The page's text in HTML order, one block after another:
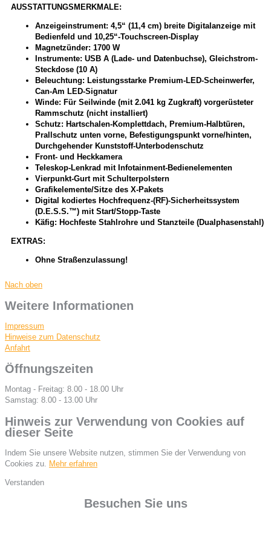
AUSSTATTUNGSMERKMALE:
Anzeigeinstrument: 4,5“ (11,4 cm) breite Digitalanzeige mit
Bedienfeld und 10,25“-Touchscreen-Display
Magnetzünder: 1700 W
Instrumente: USB A (Lade- und Datenbuchse), Gleichstrom-
Steckdose (10 A)
Beleuchtung: Leistungsstarke Premium-LED-Scheinwerfer,
Can-Am LED-Signatur
Winde: Für Seilwinde (mit 2.041 kg Zugkraft) vorgerüsteter
Rammschutz (nicht installiert)
Schutz: Hartschalen-Komplettdach, Premium-Halbtüren,
Prallschutz unten vorne, Befestigungspunkt vorne/hinten,
Durchgehender Kunststoff-Unterbodenschutz
Front- und Heckkamera
Teleskop-Lenkrad mit Infotainment-Bedienelementen
Vierpunkt-Gurt mit Schulterpolstern
Grafikelemente/Sitze des X-Pakets
Digital kodiertes Hochfrequenz-(RF)-Sicherheitssystem
(D.E.S.S.™) mit Start/Stopp-Taste
Käfig: Hochfeste Stahlrohre und Stanzteile (Dualphasenstahl)
EXTRAS:
Ohne Straßenzulassung!
Nach oben
Weitere Informationen
Impressum
Hinweise zum Datenschutz
Anfahrt
Öffnungszeiten
Montag - Freitag: 8.00 - 18.00 Uhr
Samstag: 8.00 - 13.00 Uhr
Hinweis zur Verwendung von Cookies auf
dieser Seite
Indem Sie unsere Website nutzen, stimmen Sie der Verwendung von
Cookies zu. Mehr erfahren
Verstanden
Besuchen Sie uns